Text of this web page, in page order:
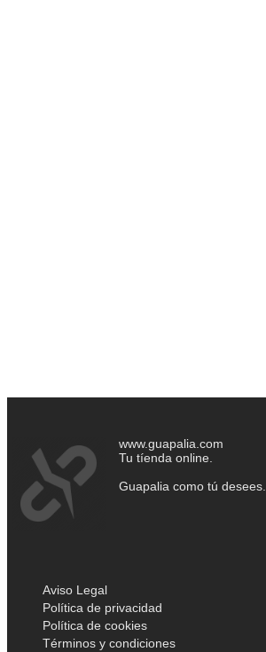
www.guapalia.com
Tu tíenda online.
Guapalia como tú desees.
Aviso Legal
Política de privacidad
Política de cookies
Términos y condiciones